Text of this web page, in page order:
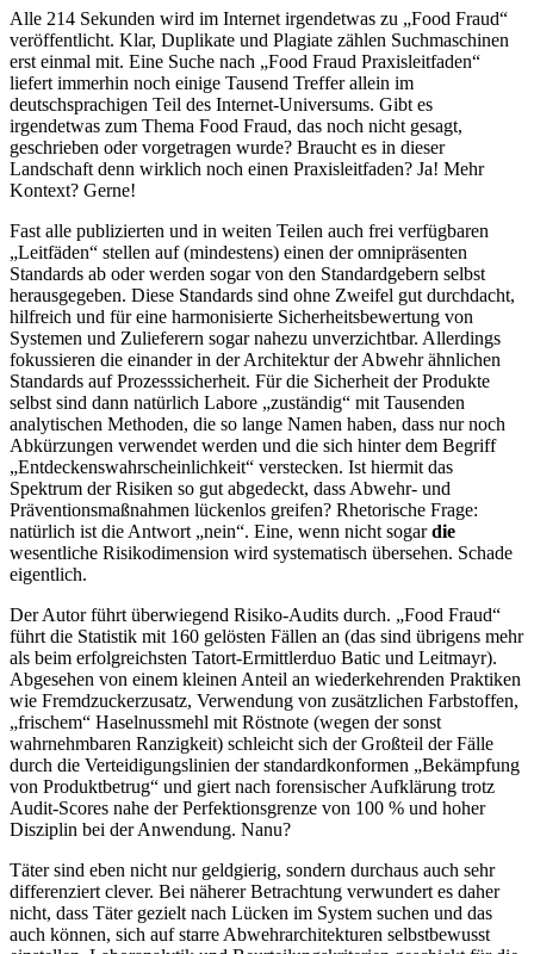
Alle 214 Sekunden wird im Internet irgendetwas zu „Food Fraud“
veröffentlicht. Klar, Duplikate und Plagiate zählen Suchmaschinen
erst einmal mit. Eine Suche nach „Food Fraud Praxisleitfaden“
liefert immerhin noch einige Tausend Treffer allein im
deutschsprachigen Teil des Internet-Universums. Gibt es
irgendetwas zum Thema Food Fraud, das noch nicht gesagt,
geschrieben oder vorgetragen wurde? Braucht es in dieser
Landschaft denn wirklich noch einen Praxisleitfaden? Ja! Mehr
Kontext? Gerne!
Fast alle publizierten und in weiten Teilen auch frei verfügbaren
„Leitfäden“ stellen auf (mindestens) einen der omnipräsenten
Standards ab oder werden sogar von den Standardgebern selbst
herausgegeben. Diese Standards sind ohne Zweifel gut durchdacht,
hilfreich und für eine harmonisierte Sicherheitsbewertung von
Systemen und Zulieferern sogar nahezu unverzichtbar. Allerdings
fokussieren die einander in der Architektur der Abwehr ähnlichen
Standards auf Prozesssicherheit. Für die Sicherheit der Produkte
selbst sind dann natürlich Labore „zuständig“ mit Tausenden
analytischen Methoden, die so lange Namen haben, dass nur noch
Abkürzungen verwendet werden und die sich hinter dem Begriff
„Entdeckenswahrscheinlichkeit“ verstecken. Ist hiermit das
Spektrum der Risiken so gut abgedeckt, dass Abwehr- und
Präventionsmaßnahmen lückenlos greifen? Rhetorische Frage:
natürlich ist die Antwort „nein“. Eine, wenn nicht sogardie
wesentliche Risikodimension wird systematisch übersehen. Schade
eigentlich.
Der Autor führt überwiegend Risiko-Audits durch. „Food Fraud“
führt die Statistik mit 160 gelösten Fällen an (das sind übrigens mehr
als beim erfolgreichsten Tatort-Ermittlerduo Batic und Leitmayr).
Abgesehen von einem kleinen Anteil an wiederkehrenden Praktiken
wie Fremdzuckerzusatz, Verwendung von zusätzlichen Farbstoffen,
„frischem“ Haselnussmehl mit Röstnote (wegen der sonst
wahrnehmbaren Ranzigkeit) schleicht sich der Großteil der Fälle
durch die Verteidigungslinien der standardkonformen „Bekämpfung
von Produktbetrug“ und giert nach forensischer Aufklärung trotz
Audit-Scores nahe der Perfektionsgrenze von 100 % und hoher
Disziplin bei der Anwendung. Nanu?
Täter sind eben nicht nur geldgierig, sondern durchaus auch sehr
differenziert clever. Bei näherer Betrachtung verwundert es daher
nicht, dass Täter gezielt nach Lücken im System suchen und das
auch können, sich auf starre Abwehrarchitekturen selbstbewusst